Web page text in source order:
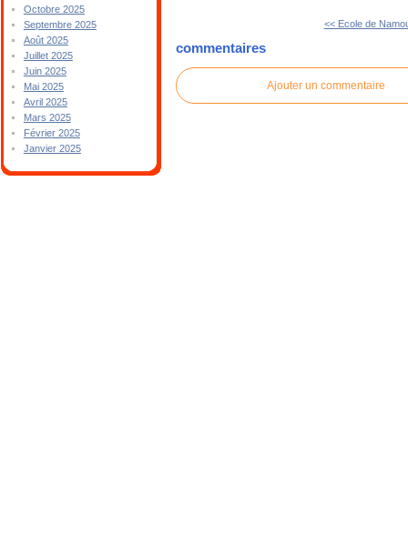
Octobre 2025
Septembre 2025
Août 2025
Juillet 2025
Juin 2025
Mai 2025
Avril 2025
Mars 2025
Février 2025
Janvier 2025
<< Ecole de
commentaires
Ajouter un commentaire